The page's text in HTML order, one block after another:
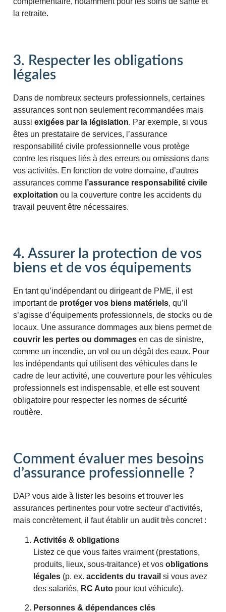
la retraite​.
3. Respecter les obligations
légales
Dans de nombreux secteurs professionnels, certaines
assurances sont non seulement recommandées mais
aussi exigées par la législation. Par exemple, si vous
êtes un prestataire de services, l’assurance
responsabilité civile professionnelle vous protège
contre les risques liés à des erreurs ou omissions dans
vos activités. En fonction de votre domaine, d’autres
assurances comme l’assurance responsabilité civile
exploitation ou la couverture contre les accidents du
travail peuvent être nécessaires​.
4. Assurer la protection de vos
biens et de vos équipements
En tant qu’indépendant ou dirigeant de PME, il est
important de protéger vos biens matériels, qu’il
s’agisse d’équipements professionnels, de stocks ou de
locaux. Une assurance dommages aux biens permet de
couvrir les pertes ou dommages en cas de sinistre,
comme un incendie, un vol ou un dégât des eaux. Pour
les indépendants qui utilisent des véhicules dans le
cadre de leur activité, une couverture pour les véhicules
professionnels est indispensable, et elle est souvent
obligatoire pour respecter les normes de sécurité
routière​.
Comment évaluer mes besoins
d’assurance professionnelle ?
DAP vous aide à lister les besoins et trouver les
assurances pertinentes pour votre secteur d’activités,
mais concrètement, il faut établir un audit très concret :
Activités & obligations
Listez ce que vous faites vraiment (prestations,
produits, lieux, sous-traitance) et vos obligations
légales (p. ex. accidents du travail si vous avez
des salariés, RC Auto pour tout véhicule).
Personnes & dépendances clés